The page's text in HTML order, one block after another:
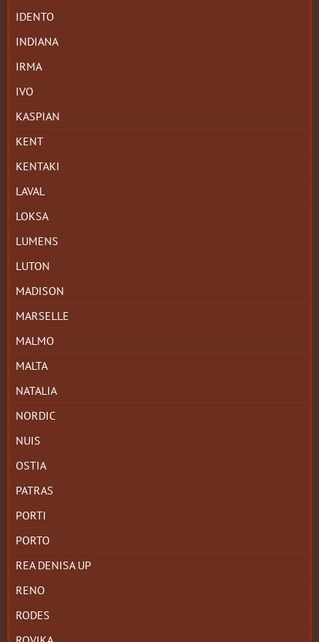
IDENTO
INDIANA
IRMA
IVO
KASPIAN
KENT
KENTAKI
LAVAL
LOKSA
LUMENS
LUTON
MADISON
MARSELLE
MALMO
MALTA
NATALIA
NORDIC
NUIS
OSTIA
PATRAS
PORTI
PORTO
REA DENISA UP
RENO
RODES